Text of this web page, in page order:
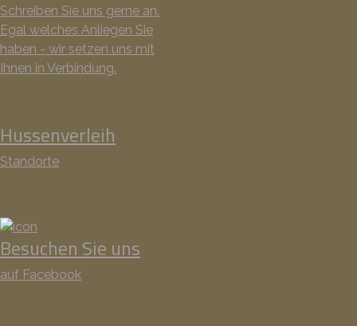
Schreiben Sie uns gerne an.
Egal welches Anliegen Sie
haben - wir setzen uns mit
Ihnen in Verbindung.
Hussenverleih
Standorte
Besuchen Sie uns
auf Facebook